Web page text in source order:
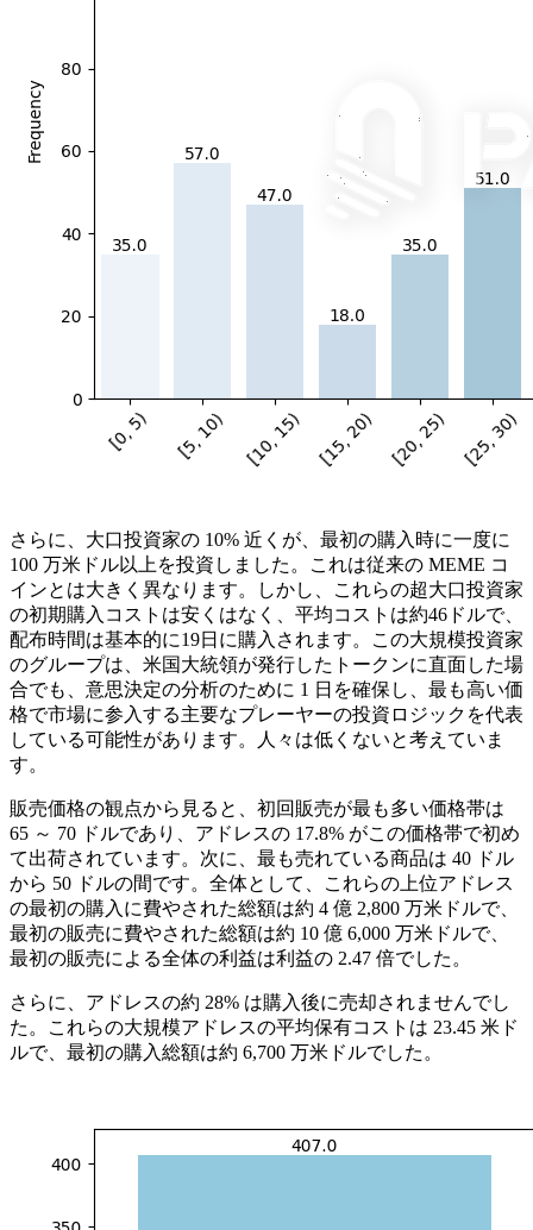
さらに、大口投資家の 10% 近くが、最初の購入時に一度に
100 万米ドル以上を投資しました。これは従来の MEME コ
インとは大きく異なります。しかし、これらの超大口投資家
の初期購入コストは安くはなく、平均コストは約46ドルで、
配布時間は基本的に19日に購入されます。この大規模投資家
のグループは、米国大統領が発行したトークンに直面した場
合でも、意思決定の分析のために 1 日を確保し、最も高い価
格で市場に参入する主要なプレーヤーの投資ロジックを代表
している可能性があります。人々は低くないと考えていま
す。
販売価格の観点から見ると、初回販売が最も多い価格帯は
65 ～ 70 ドルであり、アドレスの 17.8% がこの価格帯で初め
て出荷されています。次に、最も売れている商品は 40 ドル
から 50 ドルの間です。全体として、これらの上位アドレス
の最初の購入に費やされた総額は約 4 億 2,800 万米ドルで、
最初の販売に費やされた総額は約 10 億 6,000 万米ドルで、
最初の販売による全体の利益は利益の 2.47 倍でした。
さらに、アドレスの約 28% は購入後に売却されませんでし
た。これらの大規模アドレスの平均保有コストは 23.45 米ド
ルで、最初の購入総額は約 6,700 万米ドルでした。